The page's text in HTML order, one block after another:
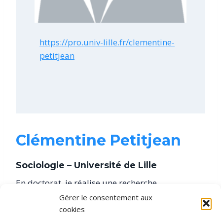
Gérer le consentement aux
cookies
https://pro.univ-lille.fr/clementine-
petitjean
Clémentine Petitjean
Sociologie – Université de Lille
En doctorat, je réalise une recherche
sociologique sur les inégalités sociales de santé
et face au Covid-19 au sein des milieux sociaux